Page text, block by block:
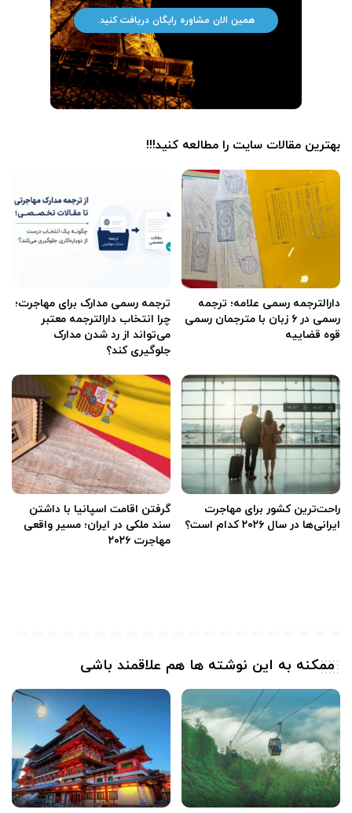
همین الان مشاوره رایگان دریافت کنید.
بهترین مقالات سایت را مطالعه کنید!!!
دارالترجمه رسمی علامه؛ ترجمه
رسمی در ۶ زبان با مترجمان رسمی
قوه قضاییه
ترجمه رسمی مدارک برای مهاجرت؛
چرا انتخاب دارالترجمه معتبر
می‌تواند از رد شدن مدارک
جلوگیری کند؟
راحت‌ترین کشور برای مهاجرت
ایرانی‌ها در سال ۲۰۲۶ کدام است؟
گرفتن اقامت اسپانیا با داشتن
سند ملکی در ایران؛ مسیر واقعی
مهاجرت ۲۰۲۶
ممکنه به این نوشته ها هم علاقمند باشی